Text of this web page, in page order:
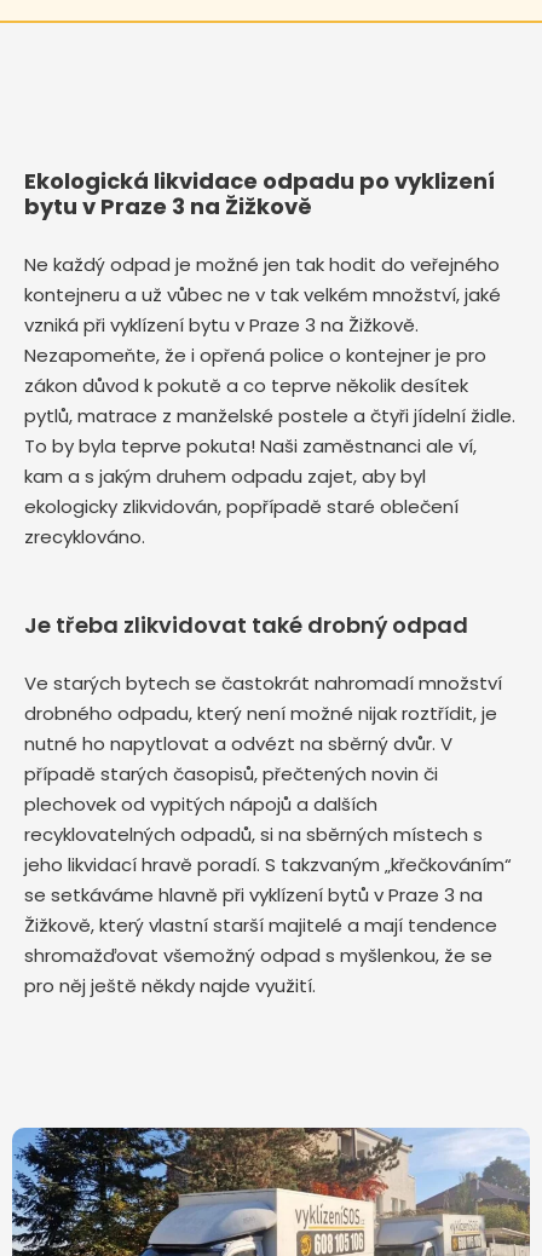
Ekologická likvidace odpadu po vyklizení
bytu v Praze 3 na Žižkově
Ne každý odpad je možné jen tak hodit do veřejného
kontejneru a už vůbec ne v tak velkém množství, jaké
vzniká při vyklízení bytu v Praze 3 na Žižkově.
Nezapomeňte, že i opřená police o kontejner je pro
zákon důvod k pokutě a co teprve několik desítek
pytlů, matrace z manželské postele a čtyři jídelní židle.
To by byla teprve pokuta! Naši zaměstnanci ale ví,
kam a s jakým druhem odpadu zajet, aby byl
ekologicky zlikvidován, popřípadě staré oblečení
zrecyklováno.
Je třeba zlikvidovat také drobný odpad
Ve starých bytech se častokrát nahromadí množství
drobného odpadu, který není možné nijak roztřídit, je
nutné ho napytlovat a odvézt na sběrný dvůr. V
případě starých časopisů, přečtených novin či
plechovek od vypitých nápojů a dalších
recyklovatelných odpadů, si na sběrných místech s
jeho likvidací hravě poradí. S takzvaným „křečkováním“
se setkáváme hlavně při vyklízení bytů v Praze 3 na
Žižkově, který vlastní starší majitelé a mají tendence
shromažďovat všemožný odpad s myšlenkou, že se
pro něj ještě někdy najde využití.